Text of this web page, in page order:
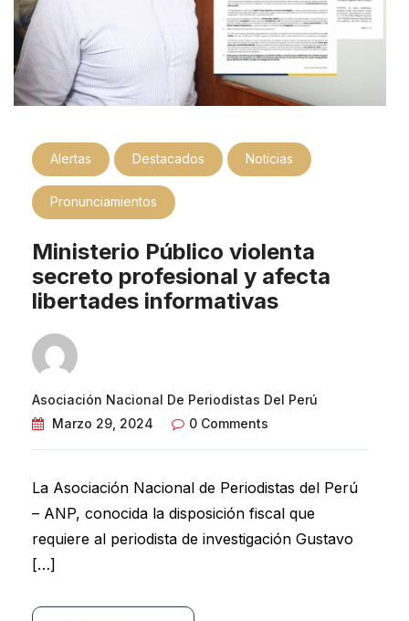
Alertas Destacados Noticias
Pronunciamientos
Ministerio Público violenta
secreto profesional y afecta
libertades informativas
Asociación Nacional De Periodistas Del Perú
Marzo 29, 2024
0 Comments
La Asociación Nacional de Periodistas del Perú
– ANP, conocida la disposición fiscal que
requiere al periodista de investigación Gustavo
[…]